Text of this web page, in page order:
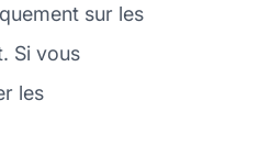
sur les
Si vous
les